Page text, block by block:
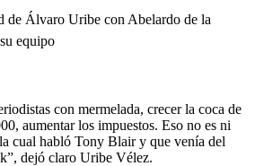
de Álvaro Uribe con Abelardo de la
equipo
con mermelada, crecer la coca de
aumentar los impuestos. Eso no es ni
cual habló Tony Blair y que venía del
dejó claro Uribe Vélez.